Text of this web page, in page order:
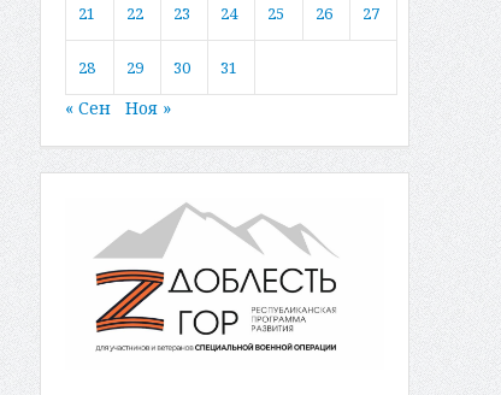
21 22 23 24 25 26 27
28 29 30 31
« Сен Ноя »